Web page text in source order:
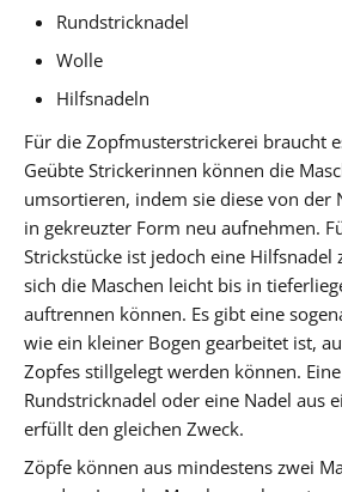
Rundstricknadel
Wolle
Hilfsnadeln
Für die Zopfmusterstrickerei braucht
Geübte Strickerinnen können die
umsortieren, indem sie diese von der
in gekreuzter Form neu aufnehmen.
Strickstücke ist jedoch eine Hilfsnadel
sich die Maschen leicht bis in
auftrennen können. Es gibt eine
wie ein kleiner Bogen gearbeitet ist,
Zopfes stillgelegt werden können.
Rundstricknadel oder eine Nadel aus
erfüllt den gleichen Zweck.
Zöpfe können aus mindestens zwei